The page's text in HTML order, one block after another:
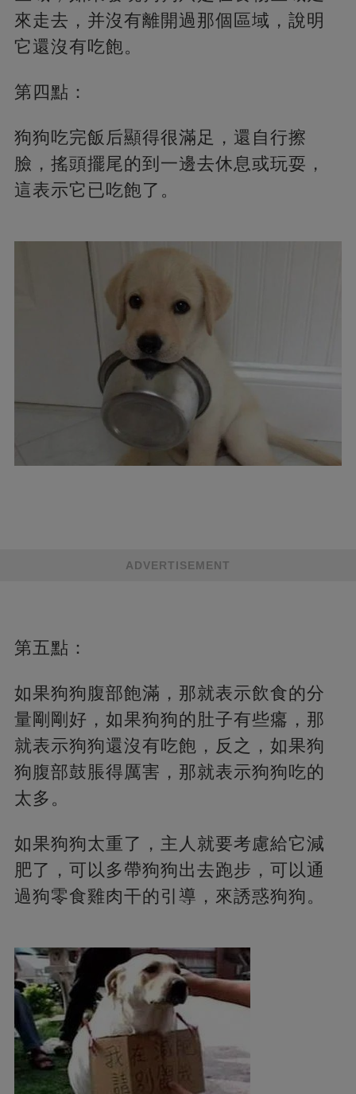
來走去，并沒有離開過那個區域，說明
它還沒有吃飽。
第四點：
狗狗吃完飯后顯得很滿足，還自行擦
臉，搖頭擺尾的到一邊去休息或玩耍，
這表示它已吃飽了。
ADVERTISEMENT
第五點：
如果狗狗腹部飽滿，那就表示飲食的分
量剛剛好，如果狗狗的肚子有些癟，那
就表示狗狗還沒有吃飽，反之，如果狗
狗腹部鼓脹得厲害，那就表示狗狗吃的
太多。
如果狗狗太重了，主人就要考慮給它減
肥了，可以多帶狗狗出去跑步，可以通
過狗零食雞肉干的引導，來誘惑狗狗。